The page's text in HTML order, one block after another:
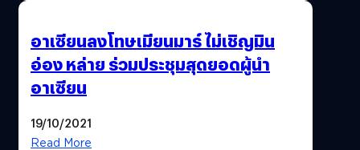
อาเซียนลงโทษเมียนมาร์ ไม่เชิญมิน
อ่อง หล่าย ร่วมประชุมสุดยอดผู้นำ
อาเซียน
19/10/2021
Read More